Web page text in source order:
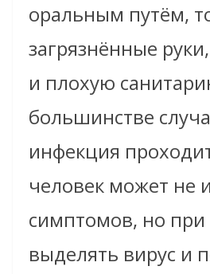
оральным путём,
загрязнённые
и плохую
большинстве
инфекция
человек может не
симптомов, но при
выделять вирус и